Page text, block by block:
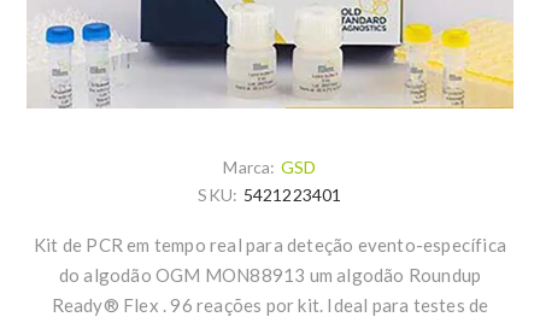
Marca: GSD
SKU: 5421223401
Kit de PCR em tempo real para deteção evento-específica
do algodão OGM MON88913 um algodão Roundup
Ready® Flex . 96 reações por kit. Ideal para testes de